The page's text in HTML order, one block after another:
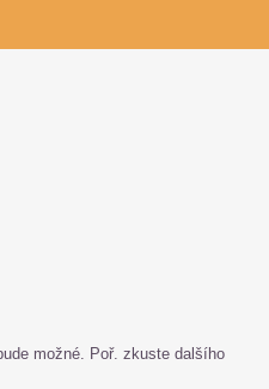
možné. Poř. zkuste dalšího